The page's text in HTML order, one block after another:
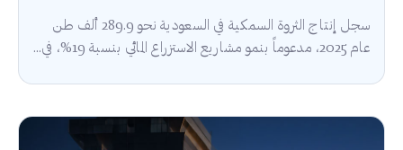
سجل إنتاج الثروة السمكية في السعودية نحو 289.9 ألف طن
عام 2025، مدعوماً بنمو مشاريع الاستزراع المائي بنسبة 19%، في...